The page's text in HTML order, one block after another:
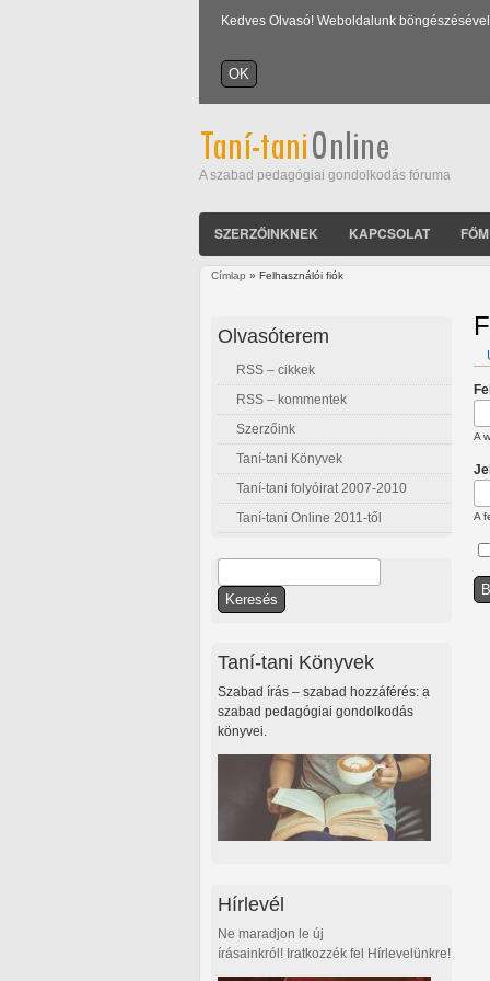
Kedves Olvasó! Weboldalunk
A szabad pedagógiai gondolkodás fóruma
SZERZŐINKNEK KAPCSOLAT
Címlap » Felhasználói fiók
A
A
Olvasóterem
RSS – cikkek
RSS – kommentek
Szerzőink
Taní-tani Könyvek
Taní-tani folyóirat 2007-2010
Taní-tani Online 2011-től
Keresés űrlap
Taní-tani Könyvek
Szabad írás – szabad hozzáférés: a
szabad pedagógiai gondolkodás
könyvei.
Hírlevél
Ne maradjon le új
írásainkról! Iratkozzék fel Hírlevelünkre!